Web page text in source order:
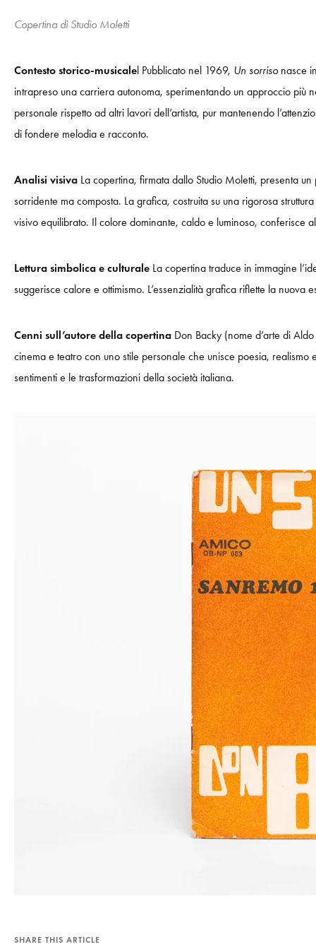
Copertina di Studio Moletti
Contesto storico-musicalel Pubblicato nel 1969, Un sorrisonasce
intrapreso una carriera autonoma, sperimentando un approccio più
personale rispetto ad altri lavori dell’artista, pur mantenendo
di fondere melodia e racconto.
Analisi visiva La copertina, firmata dallo Studio Moletti, presenta
sorridente ma composta. La grafica, costruita su una rigorosa
visivo equilibrato. Il colore dominante, caldo e luminoso, conferisce
Lettura simbolica e culturale La copertina traduce in immagine
suggerisce calore e ottimismo. L’essenzialità grafica riflette la
Cenni sull’autore della copertina Don Backy (nome d’arte di
cinema e teatro con uno stile personale che unisce poesia,
sentimenti e le trasformazioni della società italiana.
SHARE THIS ARTICLE